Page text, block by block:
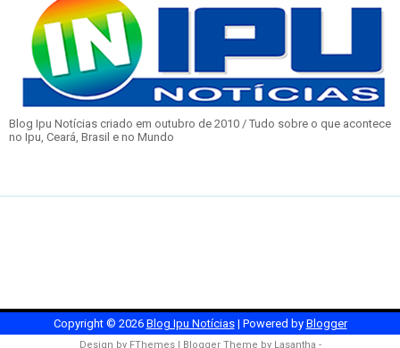
Blog Ipu Notícias criado em outubro de 2010 / Tudo sobre o que acontece
no Ipu, Ceará, Brasil e no Mundo
Copyright © 2026 Blog Ipu Notícias| Powered by Blogger
Design by FThemes| Blogger Theme by Lasantha -